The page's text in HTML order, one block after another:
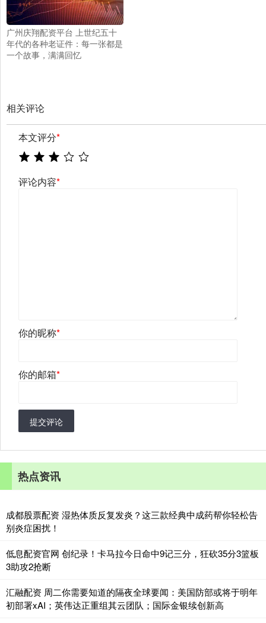
广州庆翔配资平台 上世纪五十
年代的各种老证件：每一张都是
一个故事，满满回忆
相关评论
本文评分*
评论内容*
你的昵称*
你的邮箱*
提交评论
热点资讯
成都股票配资 湿热体质反复发炎？这三款经典中成药帮你轻松告
别炎症困扰！
低息配资官网 创纪录！卡马拉今日命中9记三分，狂砍35分3篮板
3助攻2抢断
汇融配资 周二你需要知道的隔夜全球要闻：美国防部或将于明年
初部署xAI；英伟达正重组其云团队；国际金银续创新高